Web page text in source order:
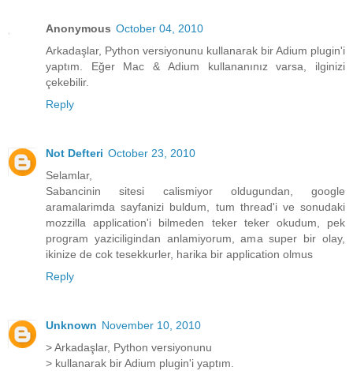
Anonymous October 04, 2010
Arkadaşlar, Python versiyonunu kullanarak bir Adium plugin'i
yaptım. Eğer Mac & Adium kullananınız varsa, ilginizi
çekebilir.
Reply
Not Defteri October 23, 2010
Selamlar,
Sabancinin sitesi calismiyor oldugundan, google
aramalarimda sayfanizi buldum, tum thread'i ve sonudaki
mozzilla application'i bilmeden teker teker okudum, pek
program yaziciligindan anlamiyorum, ama super bir olay,
ikinize de cok tesekkurler, harika bir application olmus
Reply
Unknown November 10, 2010
> Arkadaşlar, Python versiyonunu
> kullanarak bir Adium plugin'i yaptım.